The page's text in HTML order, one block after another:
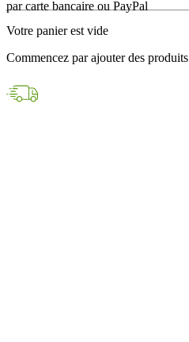
en 24h avec DPD
Paiements sécurisés
par carte bancaire ou PayPal
Votre panier est vide
Commencez par ajouter des produits